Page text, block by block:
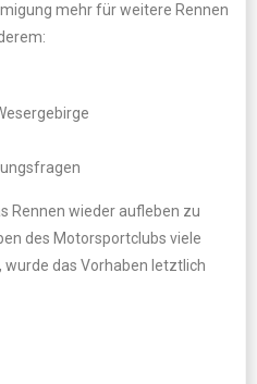
mehr für weitere Rennen
Rennen wieder aufleben zu
des Motorsportclubs viele
das Vorhaben letztlich